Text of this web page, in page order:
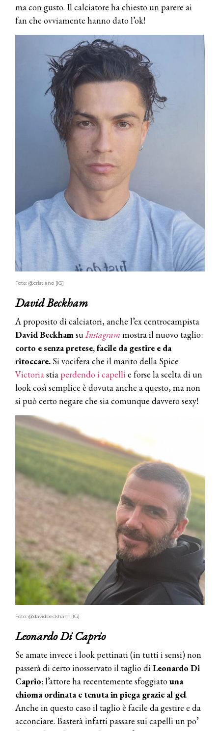
ma con gusto. Il calciatore ha chiesto un parere ai
fan che ovviamente hanno dato l’ok!
Foto: @cristiano [IG]
David Beckham
A proposito di calciatori, anche l’ex centrocampista
David BeckhamsuInstagrammostra il nuovo taglio:
corto e senza pretese, facile da gestire e da
ritoccare. Si vocifera che il marito della Spice
Victoriastiaperdendo i capelli e forse la scelta di un
look così semplice è dovuta anche a questo, ma non
si può certo negare che sia comunque davvero sexy!
Foto: @davidbeckham [IG]
Leonardo Di Caprio
Se amate invece i look pettinati (in tutti i sensi) non
passerà di certo inosservato il taglio diLeonardo Di
Caprio: l’attore ha recentemente sfoggiatouna
chioma ordinata e tenuta in piega grazie al gel.
Anche in questo caso il taglio è facile da gestire e da
acconciare. Basterà infatti passare sui capelli un po’